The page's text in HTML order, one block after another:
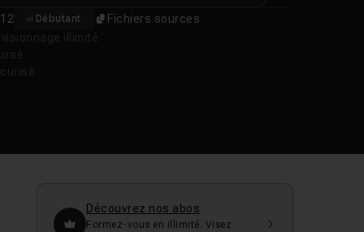
Débutant Fichiers sources
Découvrez nos abos
Formez-vous en illimité. Visez